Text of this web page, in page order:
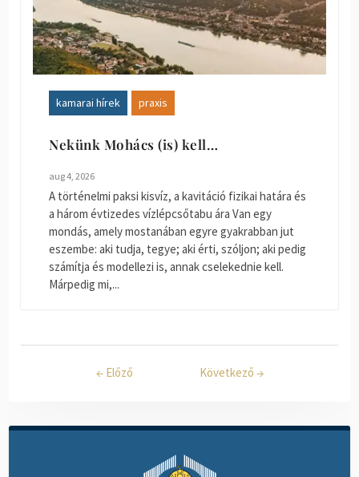
kamarai hírek praxis
Nekünk Mohács (is) kell…
aug 4, 2026
A történelmi paksi kisvíz, a kavitáció fizikai határa és
a három évtizedes vízlépcsőtabu ára Van egy
mondás, amely mostanában egyre gyakrabban jut
eszembe: aki tudja, tegye; aki érti, szóljon; aki pedig
számítja és modellezi is, annak cselekednie kell.
Márpedig mi,...
← Előző Következő →